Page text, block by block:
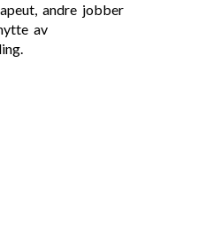
andre jobber
av